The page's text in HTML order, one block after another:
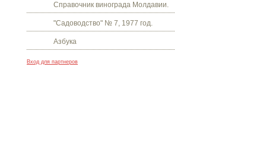
Справочник винограда Молдавии.
"Садоводство" № 7, 1977 год.
Азбука
Вход для партнеров